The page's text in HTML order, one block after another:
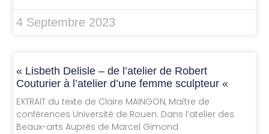
4 Septembre 2023
« Lisbeth Delisle – de l’atelier de Robert
Couturier à l’atelier d’une femme sculpteur «
EXTRAIT du texte de Claire MAINGON, Maître de
conférences Université de Rouen. Dans l’atelier des
Beaux-arts Auprès de Marcel Gimond